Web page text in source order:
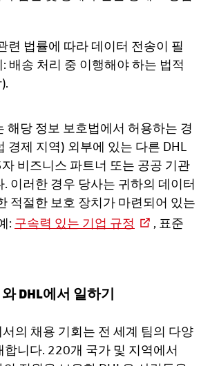
련 법률에 따라 데이터 전송이 필
배송 처리 중 이행해야 하는 법적
해당 정보 보호법에서 허용하는 경
경제 지역) 외부에 있는 다른 DHL
비즈니스 파트너 또는 공공 기관
이러한 경우 당사는 귀하의 데이터
적절한 보호 장치가 마련되어 있는
: 구속력 있는 기업 규정
, 표준
DHL에서 일하기
의 채용 기회는 전 세계 팀의 다양
니다. 220개 국가 및 지역에서